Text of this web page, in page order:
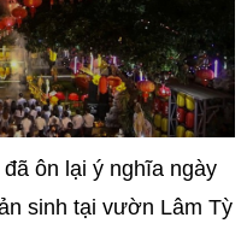
ôn lại ý nghĩa ngày
sinh tại vườn Lâm Tỳ